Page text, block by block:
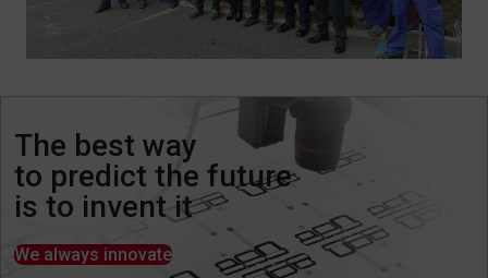
The best way
to predict the future
is to invent it
We always innovate